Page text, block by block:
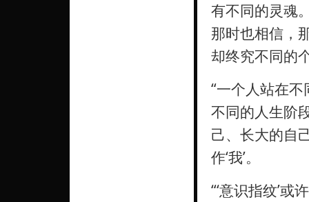
有不同的灵魂
那时也相信，
却终究不同的
“一个人站在
不同的人生阶
己、长大的自
作‘我’。
“‘意识指纹’